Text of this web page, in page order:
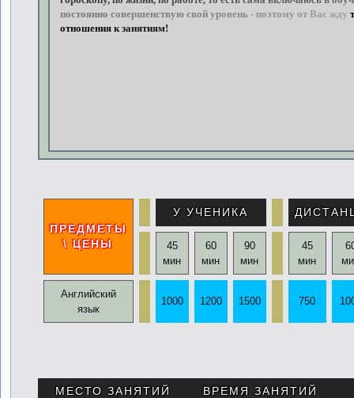
постоянно совершенствуюсвойуровень-поэтому отВас жду
отношениякзанятиям!!!
ПРЕДМЕТЫ
\ ЦЕНЫ
У УЧЕНИКА
45
мин
60
мин
90
мин
45
мин
Английский
язык
1000 1200 1500 750
МЕСТО ЗАНЯТИЙ ВРЕМЯ ЗАНЯТИЙ